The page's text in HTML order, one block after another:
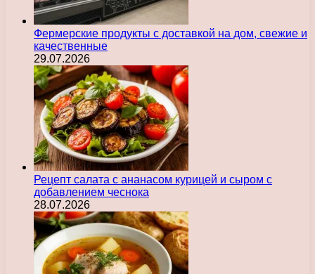
Фермерские продукты с доставкой на дом, свежие и
качественные
29.07.2026
Рецепт салата с ананасом курицей и сыром с
добавлением чеснока
28.07.2026